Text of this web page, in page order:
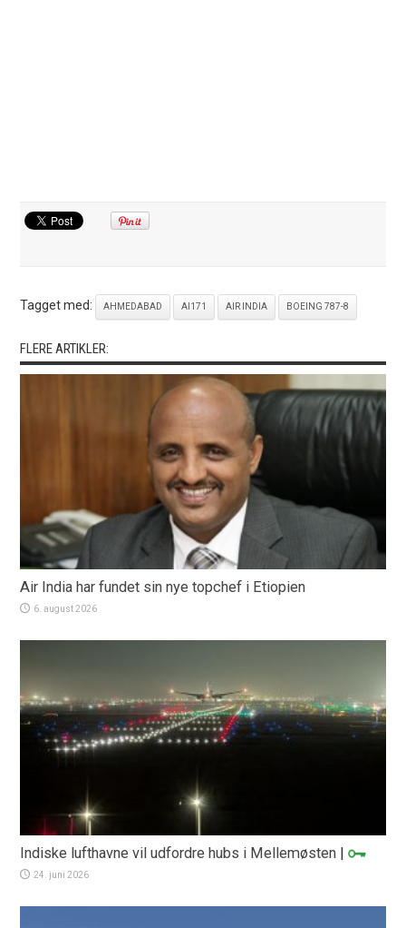
Tagget med: AHMEDABAD AI171 AIR INDIA BOEING 787-8
FLERE ARTIKLER:
Air India har fundet sin nye topchef i Etiopien
6. august 2026
Indiske lufthavne vil udfordre hubs i Mellemøsten |
24. juni 2026